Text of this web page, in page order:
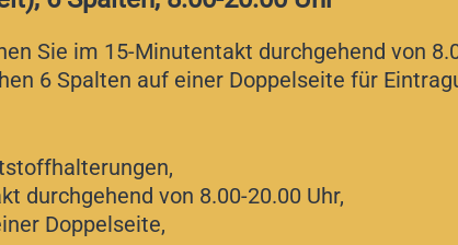
Sie im 15-Minutentakt durchgehend von
6 Spalten auf einer Doppelseite für
durchgehend von 8.00-20.00 Uhr,
Doppelseite,